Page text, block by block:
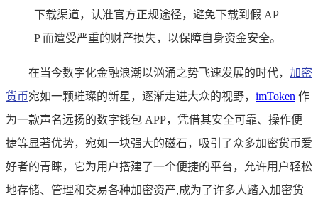
下载渠道，认准官方正规途径，避免下载到假 AP
P 而遭受严重的财产损失，以保障自身资金安全。
在当今数字化金融浪潮以汹涌之势飞速发展的时代， 加密
货币宛如一颗璀璨的新星，逐渐走进大众的视野， imToken 作
为一款声名远扬的数字钱包 APP，凭借其安全可靠、操作便
捷等显著优势，宛如一块强大的磁石，吸引了众多加密货币爱
好者的青睐，它为用户搭建了一个便捷的平台，允许用户轻松
地存储、管理和交易各种加密资产,成为了许多人踏入加密货